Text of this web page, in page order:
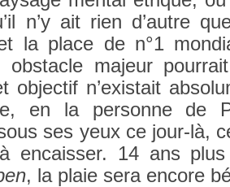
n’y ait rien d’autre
la place de n°1
ob­stac­le majeur
ob­jec­tif n’exis­tait
en la per­son­ne de
ses yeux ce jour-là,
en­caiss­er. 14 ans
, la plaie sera en­core